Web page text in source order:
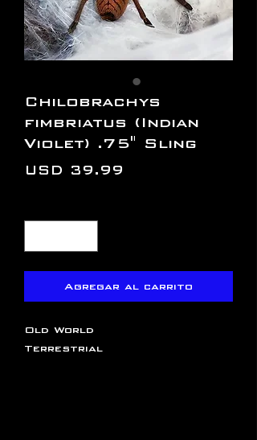
Chilobrachys
fimbriatus (Indian
Violet) .75" Sling
USD 39.99
Agregar al carrito
Old World
Terrestrial